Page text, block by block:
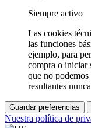
Siempre activo
Las cookies
las funciones
ejemplo, para
compra o iniciar
que no
resultantes
Guardar preferencias
Nuestra política de